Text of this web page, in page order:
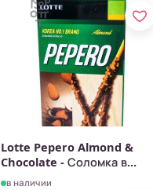
Lotte Pepero Almond &
Chocolate - Соломка в...
в наличии